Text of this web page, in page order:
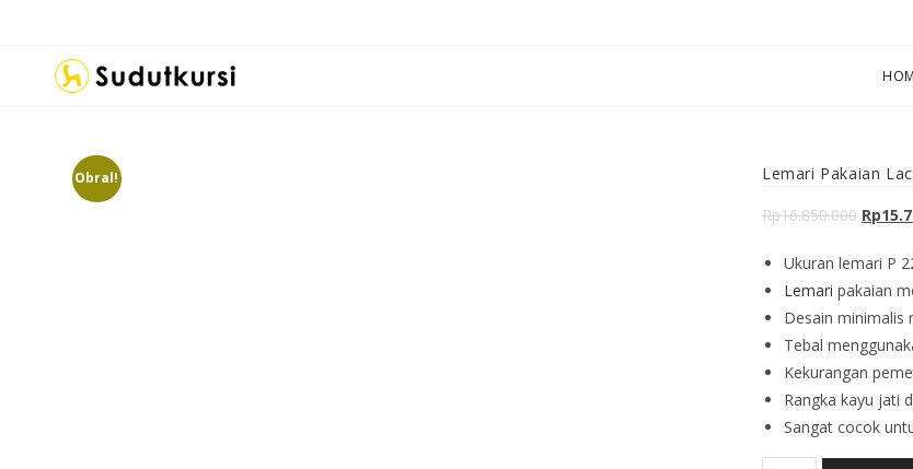
Obral!
Lemari Pakaian
Rp16.850.000 Rp
Ukuran lemari P
Lemari pakaian
Desain minimalis
Tebal
Kekurangan
Rangka kayu jati
Sangat cocok